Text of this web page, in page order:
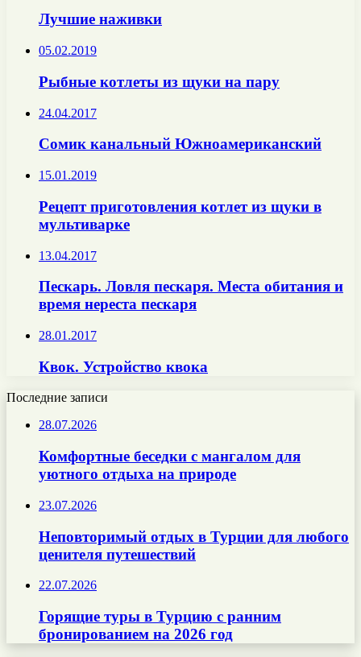
Лучшие наживки
05.02.2019
Рыбные котлеты из щуки на пару
24.04.2017
Сомик канальный Южноамериканский
15.01.2019
Рецепт приготовления котлет из щуки в
мультиварке
13.04.2017
Пескарь. Ловля пескаря. Места обитания и
время нереста пескаря
28.01.2017
Квок. Устройство квока
Последние записи
28.07.2026
Комфортные беседки с мангалом для
уютного отдыха на природе
23.07.2026
Неповторимый отдых в Турции для любого
ценителя путешествий
22.07.2026
Горящие туры в Турцию с ранним
бронированием на 2026 год